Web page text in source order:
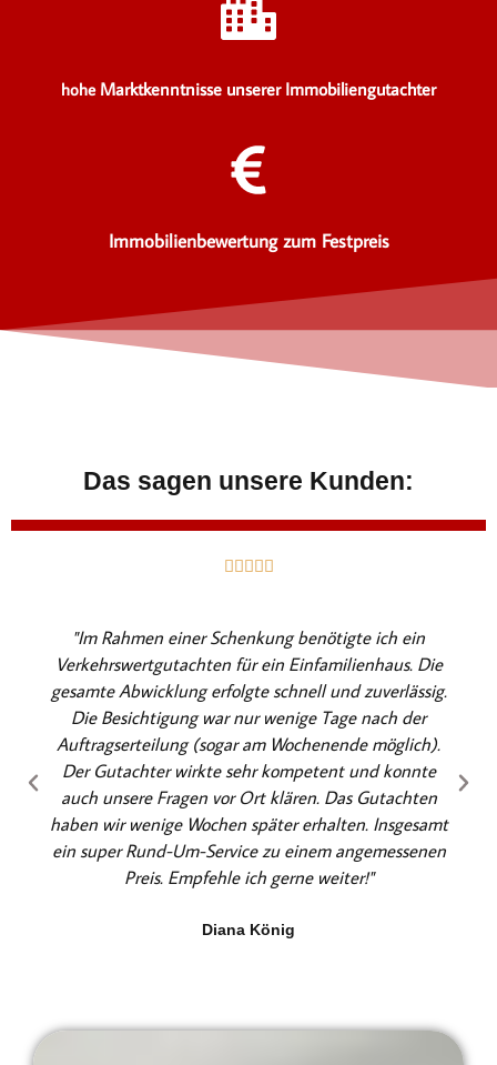
hohe Marktkenntnisse unserer Immobiliengutachter
Immobilienbewertung zum Festpreis
Das sagen unsere Kunden:
    B
e
r
t
e
t
m
i
t
5
v
n
"Im Rahmen einer Schenkung benötigte ich ein
Verkehrswertgutachten für ein Einfamilienhaus. Die
gesamte Abwicklung erfolgte schnell und zuverlässig.
Die Besichtigung war nur wenige Tage nach der
Auftragserteilung (sogar am Wochenende möglich).
Der Gutachter wirkte sehr kompetent und konnte
auch unsere Fragen vor Ort klären. Das Gutachten
haben wir wenige Wochen später erhalten. Insgesamt
ein super Rund-Um-Service zu einem angemessenen
Preis. Empfehle ich gerne weiter!"
Diana König